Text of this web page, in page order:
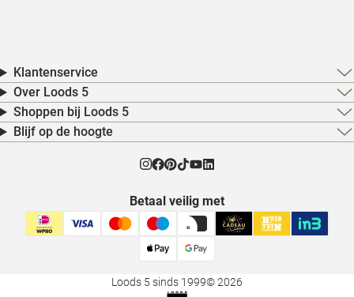
Klantenservice
Over Loods 5
Shoppen bij Loods 5
Blijf op de hoogte
Betaal veilig met
Loods 5 sinds 1999© 2026